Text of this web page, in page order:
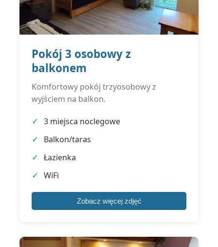
Pokój 3 osobowy z
balkonem
Komfortowy pokój trzyosobowy z
wyjściem na balkon.
3 miejsca noclegowe
Balkon/taras
Łazienka
WiFi
Zobacz więcej zdjęć